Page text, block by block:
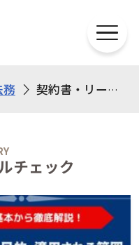
務 契約書・リーガルチェック
チェック